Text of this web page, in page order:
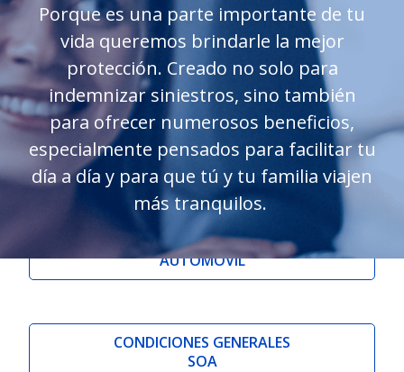
Porque es una parte importante de tu
vida queremos brindarle la mejor
protección. Creado no solo para
indemnizar siniestros, sino también
para ofrecer numerosos beneficios,
especialmente pensados para facilitar tu
día a día y para que tú y tu familia viajen
más tranquilos.
CONDICIONES GENERALES
AUTOMÓVIL
CONDICIONES GENERALES
SOA